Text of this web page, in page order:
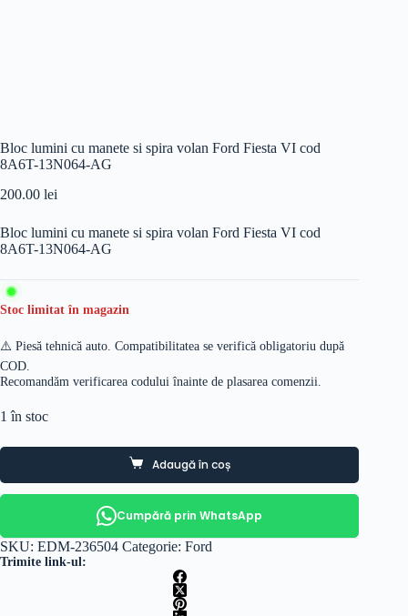
Bloc lumini cu manete si spira volan Ford Fiesta VI cod
8A6T-13N064-AG
200.00 lei
Bloc lumini cu manete si spira volan Ford Fiesta VI cod
8A6T-13N064-AG
Stoc limitat în magazin
⚠️ Piesă tehnică auto. Compatibilitatea se verifică obligatoriu după
COD.
Recomandăm verificarea codului înainte de plasarea comenzii.
1 în stoc
Adaugă în coș
Cumpără prin WhatsApp
SKU: EDM-236504 Categorie: Ford
Trimite link-ul: